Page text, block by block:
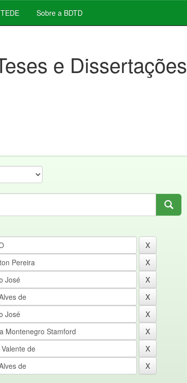
Sobre a BDTD
e Dissertações